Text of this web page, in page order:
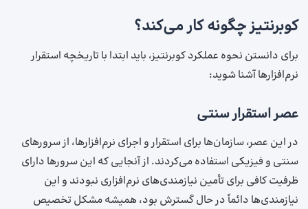
کوبرنتیز چگونه کار می‌کند؟
برای دانستن نحوه عملکرد کوبرنتیز، باید ابتدا با تاریخچه استقرار
نرم‌افزارها آشنا شوید:
عصر استقرار سنتی
در این عصر، سازمان‌ها برای استقرار و اجرای نرم‌افزارها، از سرورهای
سنتی و فیزیکی استفاده می‌کردند. از آنجایی که این سرورها دارای
ظرفیت کافی برای تأمین نیازمندی‌های نرم‌افزاری نبودند و این
نیازمندی‌ها دائماً در حال گسترش بود، همیشه مشکل تخصیص